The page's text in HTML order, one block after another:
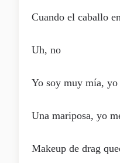
Cuando el caballo
Uh, no
Yo soy muy mía,
Una mariposa, yo
Makeup de drag